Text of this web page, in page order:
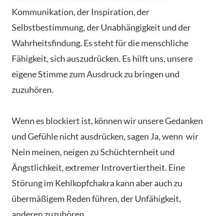
Kommunikation, der Inspiration, der
Selbstbestimmung, der Unabhängigkeit und der
Wahrheitsfindung. Es steht für die menschliche
Fähigkeit, sich auszudrücken. Es hilft uns, unsere
eigene Stimme zum Ausdruck zu bringen und
zuzuhören.
Wenn es blockiert ist, können wir unsere Gedanken
und Gefühle nicht ausdrücken, sagen Ja, wenn wir
Nein meinen, neigen zu Schüchternheit und
Ängstlichkeit, extremer Introvertiertheit. Eine
Störung im Kehlkopfchakra kann aber auch zu
übermäßigem Reden führen, der Unfähigkeit,